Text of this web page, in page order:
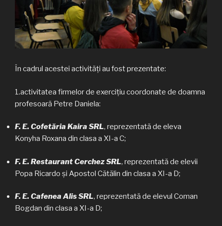
În cadrul acestei activități au fost prezentate:
1.activitatea firmelor de exercițiu coordonate de doamna
profesoară Petre Daniela:
F. E. Cofetăria Kaira SRL, reprezentată de eleva
Konyha Roxana din clasa a XI-a C;
F. E. Restaurant Cerchez SRL, reprezentată de elevii
Popa Ricardo și Apostol Cătălin din clasa a XI-a D;
F. E. Cafenea Alis SRL, reprezentată de elevul Coman
Bogdan din clasa a XI-a D;